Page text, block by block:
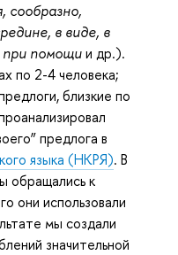
сообразно,
в виде, в
при помощии др.).
по 2-4 человека;
близкие по
предлога в
языка (НКРЯ). В
обращались к
они использовали
мы создали
значительной